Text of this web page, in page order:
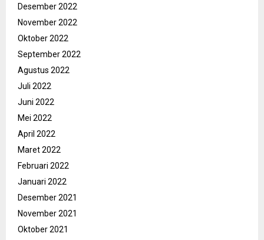
Desember 2022
November 2022
Oktober 2022
September 2022
Agustus 2022
Juli 2022
Juni 2022
Mei 2022
April 2022
Maret 2022
Februari 2022
Januari 2022
Desember 2021
November 2021
Oktober 2021